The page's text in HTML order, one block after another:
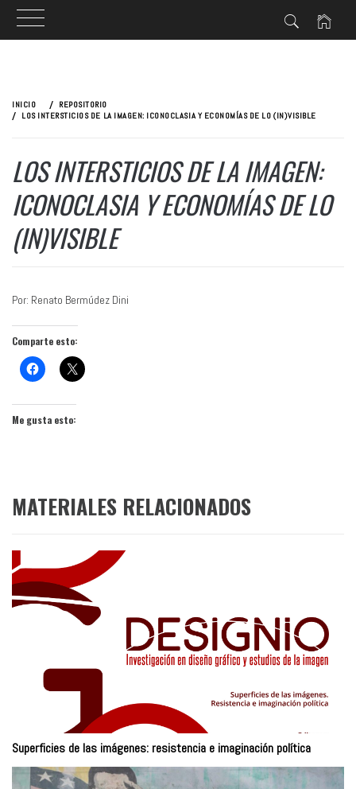
contenido
INICIO
REPOSITORIO
LOS INTERSTICIOS DE LA IMAGEN: ICONOCLASIA Y ECONOMÍAS DE LO (IN)VISIBLE
LOS INTERSTICIOS DE LA IMAGEN:
ICONOCLASIA Y ECONOMÍAS DE LO
(IN)VISIBLE
Por: Renato Bermúdez Dini
Comparte esto:
Me gusta esto:
MATERIALES RELACIONADOS
Superficies de las imágenes: resistencia e imaginación política